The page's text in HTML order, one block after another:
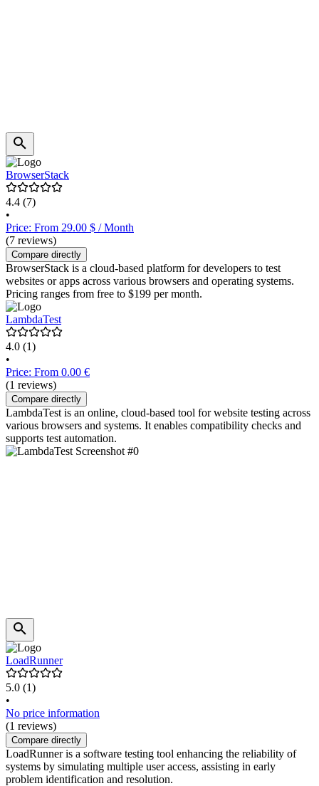
BrowserStack
4.4 (7)
•
Price: From 29.00 $ / Month
(7 reviews)
Compare directly
BrowserStack is a cloud-based platform for developers to test
websites or apps across various browsers and operating systems.
Pricing ranges from free to $199 per month.
LambdaTest
4.0 (1)
•
Price: From 0.00 €
(1 reviews)
Compare directly
LambdaTest is an online, cloud-based tool for website testing across
various browsers and systems. It enables compatibility checks and
supports test automation.
LoadRunner
5.0 (1)
•
No price information
(1 reviews)
Compare directly
LoadRunner is a software testing tool enhancing the reliability of
systems by simulating multiple user access, assisting in early
problem identification and resolution.